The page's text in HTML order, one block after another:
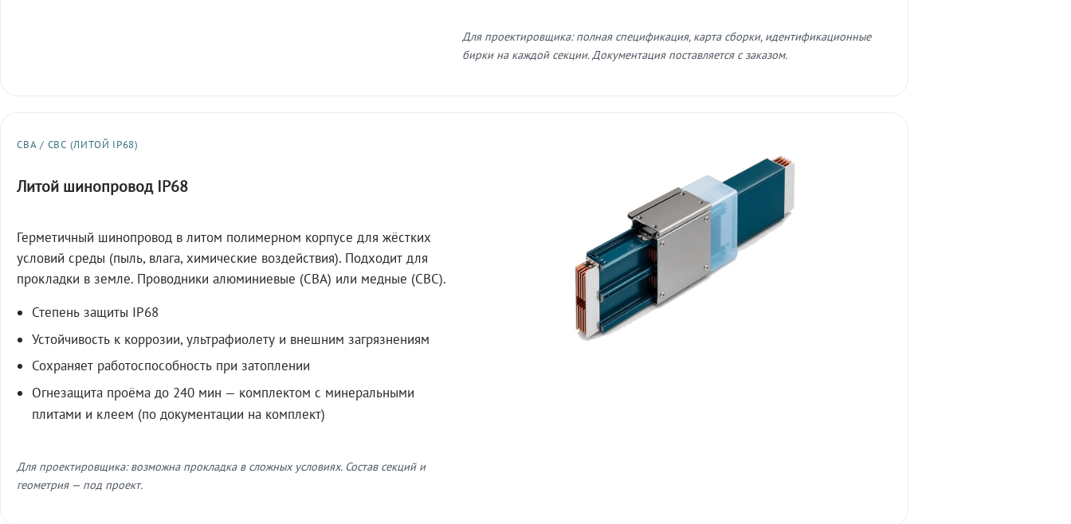
Для проектировщика: полная спецификация, карта сборки, идентификационные
бирки на каждой секции. Документация поставляется с заказом.
СВА / СВС (ЛИТОЙ IP68)
Литой шинопровод IP68
Герметичный шинопровод в литом полимерном корпусе для жёстких
условий среды (пыль, влага, химические воздействия). Подходит для
прокладки в земле. Проводники алюминиевые (СВА) или медные (СВС).
Степень защиты IP68
Устойчивость к коррозии, ультрафиолету и внешним загрязнениям
Сохраняет работоспособность при затоплении
Огнезащита проёма до 240 мин — комплектом с минеральными
плитами и клеем (по документации на комплект)
Для проектировщика: возможна прокладка в сложных условиях. Состав секций и
геометрия — под проект.